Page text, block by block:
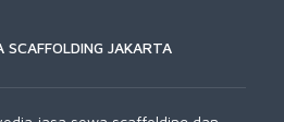
JAKARTA